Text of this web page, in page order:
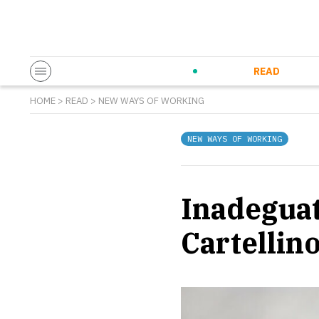
READ
HOME > READ > NEW WAYS OF WORKING
NEW WAYS OF WORKING